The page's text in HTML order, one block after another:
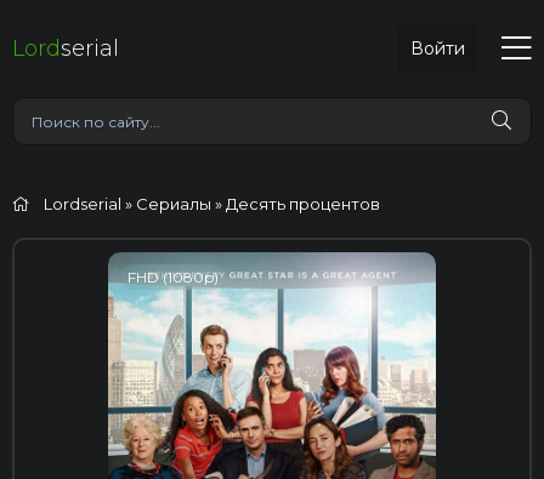
Lordserial Войти
Lordserial » Сериалы » Десять процентов
FHD (1080p)